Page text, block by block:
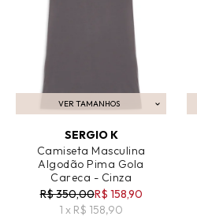
VER TAMANHOS
ADICIONAR AO CARRINHO
SERGIO K
Camiseta Masculina
Algodão Pima Gola
Careca - Cinza
R$ 350,00R$ 158,90
1 x R$ 158,90